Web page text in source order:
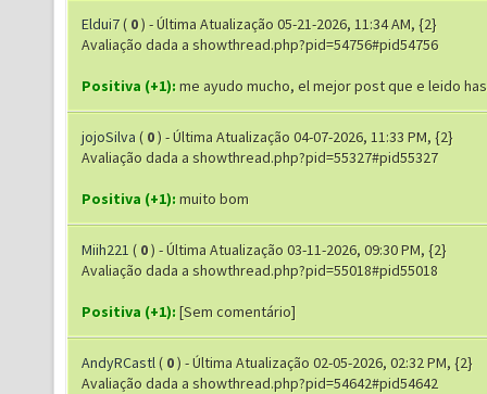
Eldui7( 0) - Última Atualização 05-21-2026, 11:34 AM, {2}
Avaliação dada a showthread.php?pid=54756#pid54756
Positiva (+1): me ayudo mucho, el mejor post que e leido
jojoSilva ( 0) - Última Atualização 04-07-2026, 11:33 PM, {2}
Avaliação dada a showthread.php?pid=55327#pid55327
Positiva (+1): muito bom
Miih221 ( 0) - Última Atualização 03-11-2026, 09:30 PM, {2}
Avaliação dada a showthread.php?pid=55018#pid55018
Positiva (+1): [Sem comentário]
AndyRCastl( 0) - Última Atualização 02-05-2026, 02:32 PM, {2}
Avaliação dada a showthread.php?pid=54642#pid54642